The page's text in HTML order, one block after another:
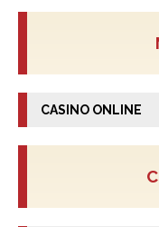
CASINO ONLINE